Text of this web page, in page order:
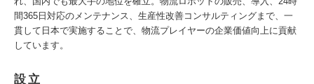
間365日対応のメンテナンス、生産性改善コンサルティングまで、一
貫して日本で実施することで、物流プレイヤーの企業価値向上に貢献
しています。
設立